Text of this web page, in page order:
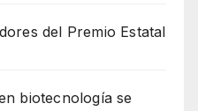
del Premio Estatal
biotecnología se